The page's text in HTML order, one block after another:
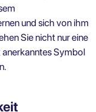
und sich von ihm
Sie nicht nur eine
anerkanntes Symbol